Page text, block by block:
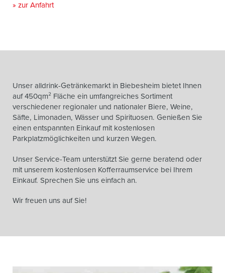
» zur Anfahrt
Unser alldrink-Getränkemarkt in Biebesheim bietet Ihnen
auf 450qm² Fläche ein umfangreiches Sortiment
verschiedener regionaler und nationaler Biere, Weine,
Säfte, Limonaden, Wässer und Spirituosen. Genießen Sie
einen entspannten Einkauf mit kostenlosen
Parkplatzmöglichkeiten und kurzen Wegen.
Unser Service-Team unterstützt Sie gerne beratend oder
mit unserem kostenlosen Kofferraumservice bei Ihrem
Einkauf. Sprechen Sie uns einfach an.
Wir freuen uns auf Sie!